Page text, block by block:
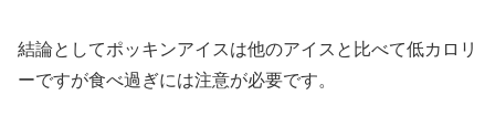
結論としてポッキンアイスは他のアイスと比べて低カロリ
ーですが食べ過ぎには注意が必要です。